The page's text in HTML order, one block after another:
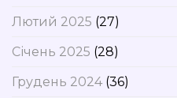
Лютий 2025 (27)
Січень 2025 (28)
Грудень 2024(36)